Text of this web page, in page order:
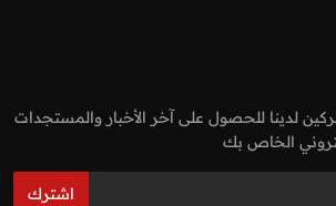
لدينا للحصول على آخر الأخبار والمستجدات
الخاص بك
اشترك